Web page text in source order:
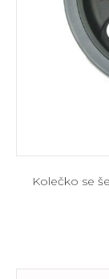
Kolečko se